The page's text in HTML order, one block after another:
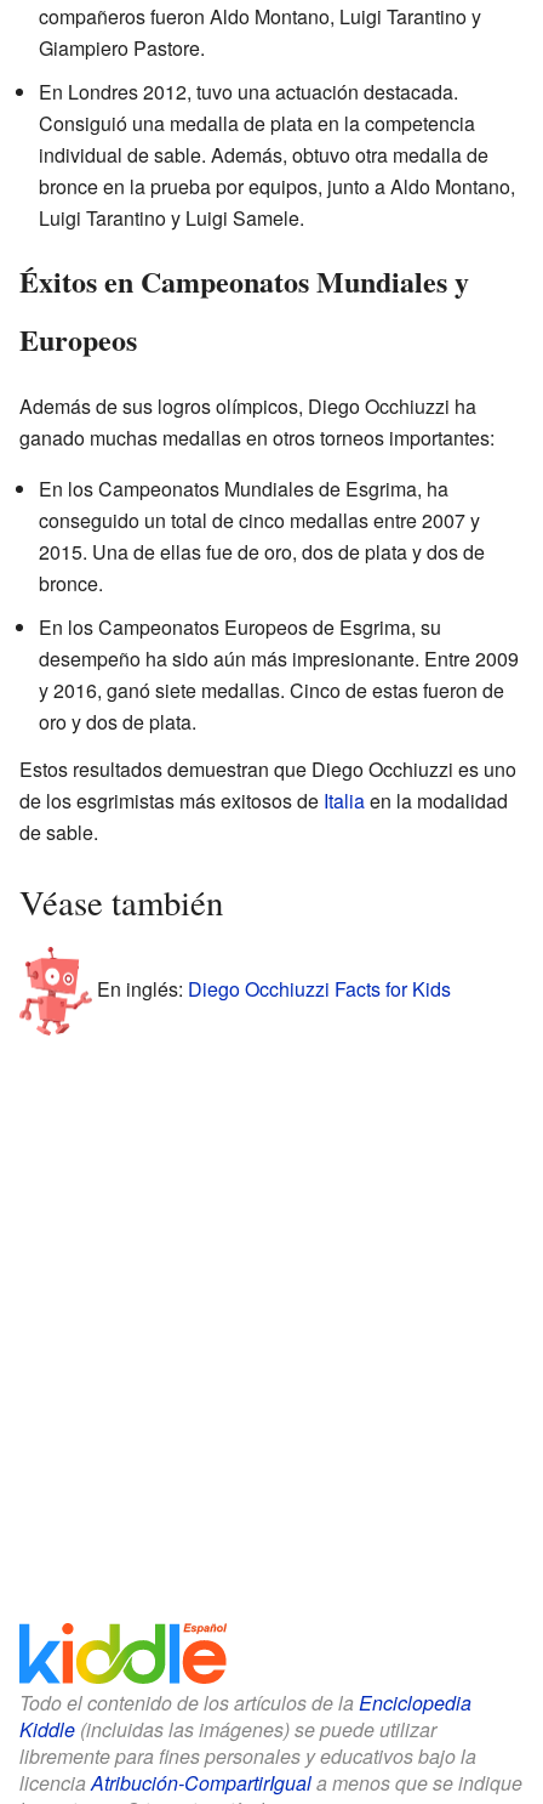
compañeros fueron Aldo Montano, Luigi Tarantino y
Giampiero Pastore.
En Londres 2012, tuvo una actuación destacada.
Consiguió una medalla de plata en la competencia
individual de sable. Además, obtuvo otra medalla de
bronce en la prueba por equipos, junto a Aldo Montano,
Luigi Tarantino y Luigi Samele.
Éxitos en Campeonatos Mundiales y
Europeos
Además de sus logros olímpicos, Diego Occhiuzzi ha
ganado muchas medallas en otros torneos importantes:
En los Campeonatos Mundiales de Esgrima, ha
conseguido un total de cinco medallas entre 2007 y
2015. Una de ellas fue de oro, dos de plata y dos de
bronce.
En los Campeonatos Europeos de Esgrima, su
desempeño ha sido aún más impresionante. Entre 2009
y 2016, ganó siete medallas. Cinco de estas fueron de
oro y dos de plata.
Estos resultados demuestran que Diego Occhiuzzi es uno
de los esgrimistas más exitosos de Italiaen la modalidad
de sable.
Véase también
En inglés: Diego Occhiuzzi Facts for Kids
Todo el contenido de los artículos de la Enciclopedia
Kiddle (incluidas las imágenes) se puede utilizar
libremente para fines personales y educativos bajo la
licenciaAtribución-CompartirIguala menos que se indique